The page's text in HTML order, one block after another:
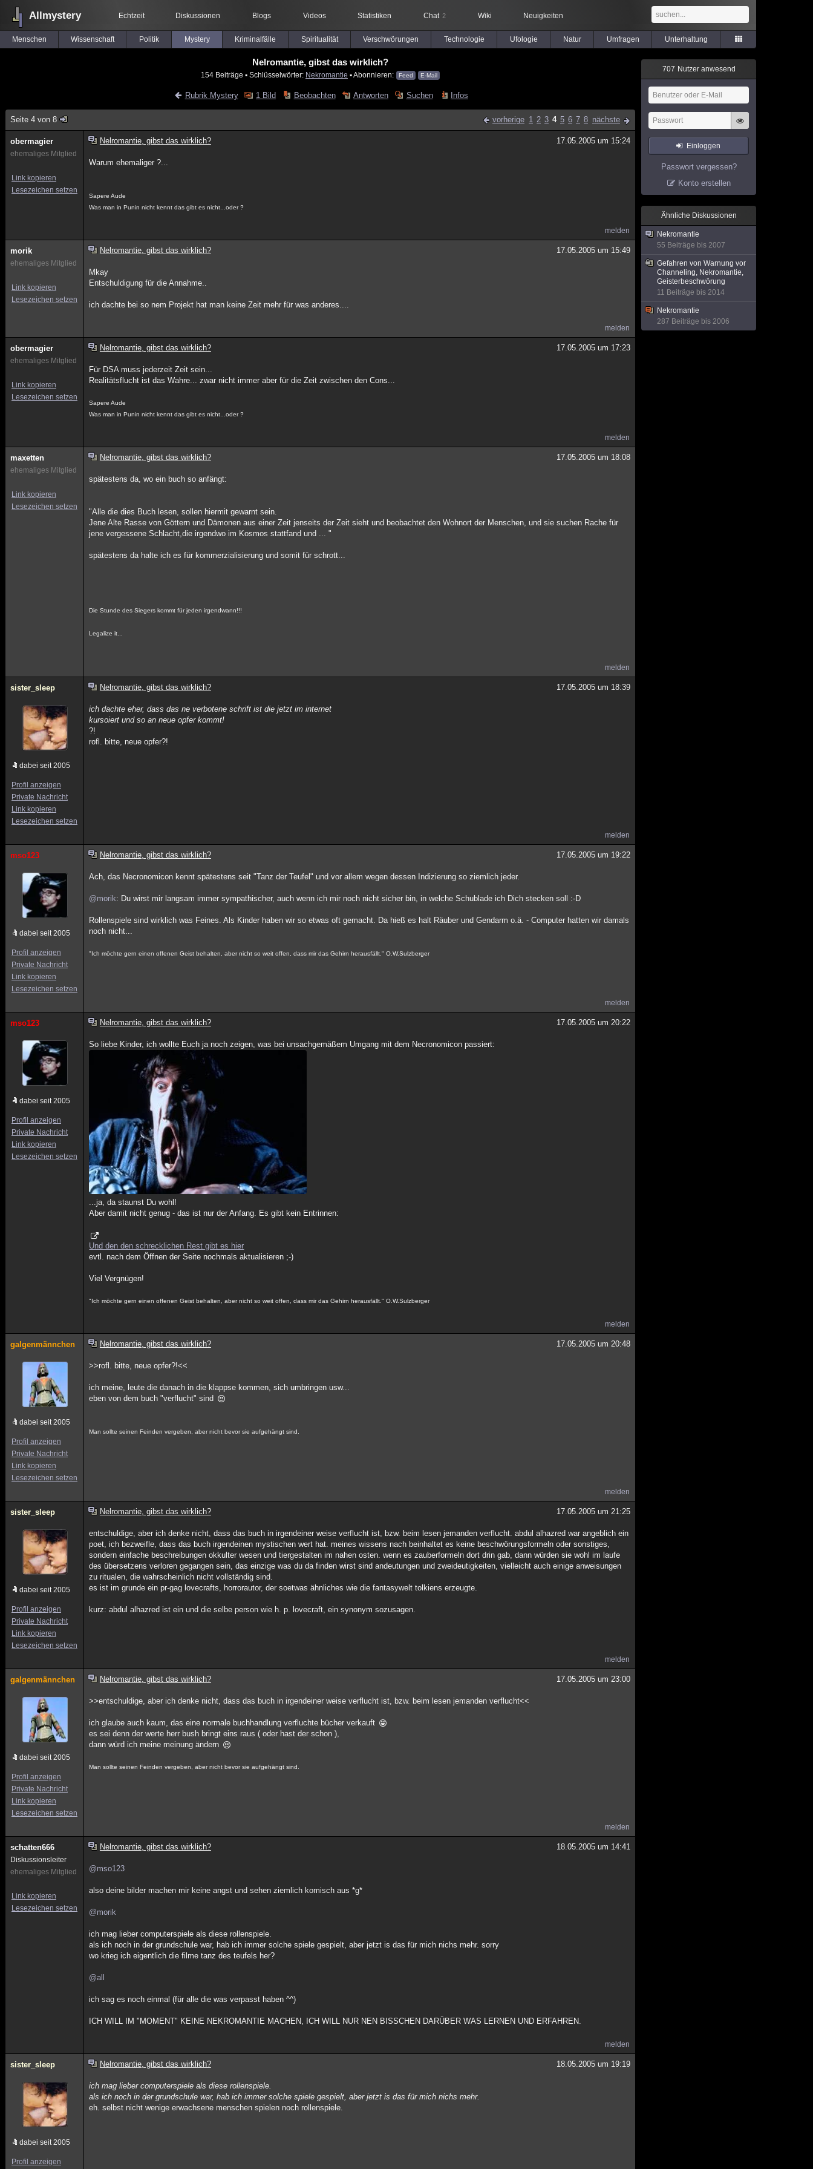
Allmystery Echtzeit Diskussionen Blogs Videos Statistiken Chat 2 Wiki Neuigkeiten
Menschen Wissenschaft Politik Mystery Kriminalfälle Spiritualität Verschwörungen Technologie Ufologie Natur Umfragen Unterhaltung
Nelromantie, gibst das wirklich?
154 Beiträge ▪ Schlüsselwörter: Nekromantie ▪ Abonnieren: Feed E-Mail
Rubrik Mystery 1 Bild Beobachten Antworten Suchen Infos
Seite 4 von 8 vorherige 1 2 3 4 5 6 7 8 nächste
obermagier
ehemaliges Mitglied
Link kopieren
Lesezeichen setzen
Nelromantie, gibst das wirklich? 17.05.2005 um 15:24
Warum ehemaliger ?...
Sapere Aude
Was man in Punin nicht kennt das gibt es nicht...oder ?
melden
morik
ehemaliges Mitglied
Link kopieren
Lesezeichen setzen
Nelromantie, gibst das wirklich? 17.05.2005 um 15:49
Mkay
Entschuldigung für die Annahme..
ich dachte bei so nem Projekt hat man keine Zeit mehr für was anderes....
melden
obermagier
ehemaliges Mitglied
Link kopieren
Lesezeichen setzen
Nelromantie, gibst das wirklich? 17.05.2005 um 17:23
Für DSA muss jederzeit Zeit sein...
Realitätsflucht ist das Wahre... zwar nicht immer aber für die Zeit zwischen den Cons...
Sapere Aude
Was man in Punin nicht kennt das gibt es nicht...oder ?
melden
maxetten
ehemaliges Mitglied
Link kopieren
Lesezeichen setzen
Nelromantie, gibst das wirklich? 17.05.2005 um 18:08
spätestens da, wo ein buch so anfängt:
"Alle die dies Buch lesen, sollen hiermit gewarnt sein.
Jene Alte Rasse von Göttern und Dämonen aus einer Zeit jenseits der Zeit sieht und beobachtet den Wohnort der Menschen, und sie suchen Rache für
jene vergessene Schlacht,die irgendwo im Kosmos stattfand und ... "
spätestens da halte ich es für kommerzialisierung und somit für schrott...
Die Stunde des Siegers kommt für jeden irgendwann!!!
Legalize it...
melden
sister_sleep
dabei seit 2005
Profil anzeigen
Private Nachricht
Link kopieren
Lesezeichen setzen
Nelromantie, gibst das wirklich? 17.05.2005 um 18:39
ich dachte eher, dass das ne verbotene schrift ist die jetzt im internet
kursoiert und so an neue opfer kommt!
?!
rofl. bitte, neue opfer?!
melden
mso123
dabei seit 2005
Profil anzeigen
Private Nachricht
Link kopieren
Lesezeichen setzen
Nelromantie, gibst das wirklich? 17.05.2005 um 19:22
Ach, das Necronomicon kennt spätestens seit "Tanz der Teufel" und vor allem wegen dessen Indizierung so ziemlich jeder.
@morik: Du wirst mir langsam immer sympathischer, auch wenn ich mir noch nicht sicher bin, in welche Schublade ich Dich stecken soll :-D
Rollenspiele sind wirklich was Feines. Als Kinder haben wir so etwas oft gemacht. Da hieß es halt Räuber und Gendarm o.ä. - Computer hatten wir damals
noch nicht...
"Ich möchte gern einen offenen Geist behalten, aber nicht so weit offen, dass mir das Gehirn herausfällt." O.W.Sulzberger
melden
mso123
dabei seit 2005
Profil anzeigen
Private Nachricht
Link kopieren
Lesezeichen setzen
Nelromantie, gibst das wirklich? 17.05.2005 um 20:22
So liebe Kinder, ich wollte Euch ja noch zeigen, was bei unsachgemäßem Umgang mit dem Necronomicon passiert:
...ja, da staunst Du wohl!
Aber damit nicht genug - das ist nur der Anfang. Es gibt kein Entrinnen:
Und den den schrecklichen Rest gibt es hier
evtl. nach dem Öffnen der Seite nochmals aktualisieren ;-)
Viel Vergnügen!
"Ich möchte gern einen offenen Geist behalten, aber nicht so weit offen, dass mir das Gehirn herausfällt." O.W.Sulzberger
melden
galgenmännchen
dabei seit 2005
Profil anzeigen
Private Nachricht
Link kopieren
Lesezeichen setzen
Nelromantie, gibst das wirklich? 17.05.2005 um 20:48
>>rofl. bitte, neue opfer?!<<
ich meine, leute die danach in die klappse kommen, sich umbringen usw...
eben von dem buch "verflucht" sind
Man sollte seinen Feinden vergeben, aber nicht bevor sie aufgehängt sind.
melden
sister_sleep
dabei seit 2005
Profil anzeigen
Private Nachricht
Link kopieren
Lesezeichen setzen
Nelromantie, gibst das wirklich? 17.05.2005 um 21:25
entschuldige, aber ich denke nicht, dass das buch in irgendeiner weise verflucht ist, bzw. beim lesen jemanden verflucht. abdul alhazred war angeblich ein
poet, ich bezweifle, dass das buch irgendeinen mystischen wert hat. meines wissens nach beinhaltet es keine beschwörungsformeln oder sonstiges,
sondern einfache beschreibungen okkulter wesen und tiergestalten im nahen osten. wenn es zauberformeln dort drin gab, dann würden sie wohl im laufe
des übersetzens verloren gegangen sein, das einzige was du da finden wirst sind andeutungen und zweideutigkeiten, vielleicht auch einige anweisungen
zu ritualen, die wahrscheinlich nicht vollständig sind.
es ist im grunde ein pr-gag lovecrafts, horrorautor, der soetwas ähnliches wie die fantasywelt tolkiens erzeugte.
kurz: abdul alhazred ist ein und die selbe person wie h. p. lovecraft, ein synonym sozusagen.
melden
galgenmännchen
dabei seit 2005
Profil anzeigen
Private Nachricht
Link kopieren
Lesezeichen setzen
Nelromantie, gibst das wirklich? 17.05.2005 um 23:00
>>entschuldige, aber ich denke nicht, dass das buch in irgendeiner weise verflucht ist, bzw. beim lesen jemanden verflucht<<
ich glaube auch kaum, das eine normale buchhandlung verfluchte bücher verkauft
es sei denn der werte herr bush bringt eins raus ( oder hast der schon ),
dann würd ich meine meinung ändern
Man sollte seinen Feinden vergeben, aber nicht bevor sie aufgehängt sind.
melden
schatten666
Diskussionsleiter
ehemaliges Mitglied
Link kopieren
Lesezeichen setzen
Nelromantie, gibst das wirklich? 18.05.2005 um 14:41
@mso123
also deine bilder machen mir keine angst und sehen ziemlich komisch aus *g*
@morik
ich mag lieber computerspiele als diese rollenspiele.
als ich noch in der grundschule war, hab ich immer solche spiele gespielt, aber jetzt is das für mich nichs mehr. sorry
wo krieg ich eigentlich die filme tanz des teufels her?
@all
ich sag es noch einmal (für alle die was verpasst haben ^^)
ICH WILL IM "MOMENT" KEINE NEKROMANTIE MACHEN, ICH WILL NUR NEN BISSCHEN DARÜBER WAS LERNEN UND ERFAHREN.
melden
sister_sleep
dabei seit 2005
Profil anzeigen
Nelromantie, gibst das wirklich? 18.05.2005 um 19:19
ich mag lieber computerspiele als diese rollenspiele.
als ich noch in der grundschule war, hab ich immer solche spiele gespielt, aber jetzt is das für mich nichs mehr.
eh. selbst nicht wenige erwachsene menschen spielen noch rollenspiele.
707 Nutzer anwesend
Einloggen
Passwort vergessen?
Konto erstellen
Ähnliche Diskussionen
Nekromantie
55 Beiträge bis 2007
Gefahren von Warnung vor
Channeling, Nekromantie,
Geisterbeschwörung
11 Beiträge bis 2014
Nekromantie
287 Beiträge bis 2006